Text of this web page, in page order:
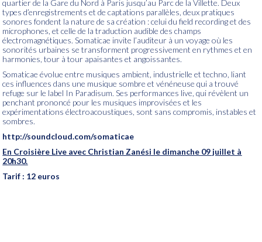
quartier de la Gare du Nord à Paris jusqu’au Parc de la Villette. Deux
types d’enregistrements et de captations parallèles, deux pratiques
sonores fondent la nature de sa création : celui du field recording et des
microphones, et celle de la traduction audible des champs
électromagnétiques. Somaticae invite l’auditeur à un voyage où les
sonorités urbaines se transforment progressivement en rythmes et en
harmonies, tour à tour apaisantes et angoissantes.
Somaticae évolue entre musiques ambient, industrielle et techno, liant
ces influences dans une musique sombre et vénéneuse qui a trouvé
refuge sur le label In Paradisum. Ses performances live, qui révèlent un
penchant prononcé pour les musiques improvisées et les
expérimentations électroacoustiques, sont sans compromis, instables et
sombres.
http://soundcloud.com/somaticae
En Croisière Live avec Christian Zanési le dimanche 09 juillet à
20h30.
Tarif : 12 euros